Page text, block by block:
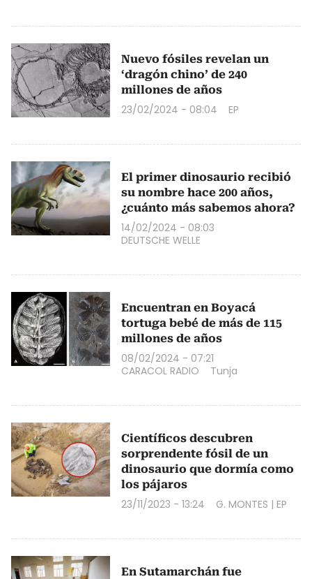
Nuevo fósiles revelan un
‘dragón chino’ de 240
millones de años
23/02/2024 - 08:04 EP
El primer dinosaurio recibió
su nombre hace 200 años,
¿cuánto más sabemos ahora?
14/02/2024 - 08:03
DEUTSCHE WELLE
Encuentran en Boyacá
tortuga bebé de más de 115
millones de años
08/02/2024 - 07:21
CARACOL RADIO
Tunja
Científicos descubren
sorprendente fósil de un
dinosaurio que dormía como
los pájaros
23/11/2023 - 13:24 G. MONTES | EP
En Sutamarchán fue